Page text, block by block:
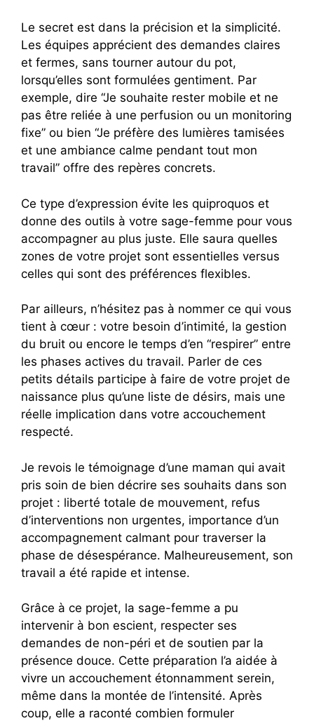
Le secret est dans la précision et la simplicité.
Les équipes apprécient des demandes claires
et fermes, sans tourner autour du pot,
lorsqu’elles sont formulées gentiment. Par
exemple, dire “Je souhaite rester mobile et ne
pas être reliée à une perfusion ou un monitoring
fixe” ou bien “Je préfère des lumières tamisées
et une ambiance calme pendant tout mon
travail” offre des repères concrets.
Ce type d’expression évite les quiproquos et
donne des outils à votre sage-femme pour vous
accompagner au plus juste. Elle saura quelles
zones de votre projet sont essentielles versus
celles qui sont des préférences flexibles.
Par ailleurs, n’hésitez pas à nommer ce qui vous
tient à cœur : votre besoin d’intimité, la gestion
du bruit ou encore le temps d’en “respirer” entre
les phases actives du travail. Parler de ces
petits détails participe à faire de votre projet de
naissance plus qu’une liste de désirs, mais une
réelle implication dans votre accouchement
respecté.
Je revois le témoignage d’une maman qui avait
pris soin de bien décrire ses souhaits dans son
projet : liberté totale de mouvement, refus
d’interventions non urgentes, importance d’un
accompagnement calmant pour traverser la
phase de désespérance. Malheureusement, son
travail a été rapide et intense.
Grâce à ce projet, la sage-femme a pu
intervenir à bon escient, respecter ses
demandes de non-péri et de soutien par la
présence douce. Cette préparation l’a aidée à
vivre un accouchement étonnamment serein,
même dans la montée de l’intensité. Après
coup, elle a raconté combien formuler